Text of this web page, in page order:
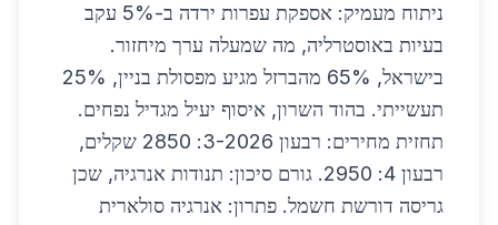
ניתוח מעמיק: אספקת עפרות ירדה ב-5% עקב
בעיות באוסטרליה, מה שמעלה ערך מיחזור.
בישראל, 65% מהברזל מגיע מפסולת בניין, 25%
תעשייתי. בהוד השרון, איסוף יעיל מגדיל נפחים.
תחזית מחירים: רבעון 3-2026: 2850 שקלים,
רבעון 4: 2950. גורם סיכון: תנודות אנרגיה, שכן
גריסה דורשת חשמל. פתרון: אנרגיה סולארית